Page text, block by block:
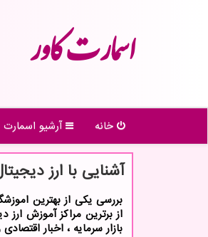
اسمارت كاور
خانه آرشیو اسمارت
آشنایی با ارز
بررسی یكی از بهترین
از برترین مراكز آموزش
بازار سرمایه ، اخبار